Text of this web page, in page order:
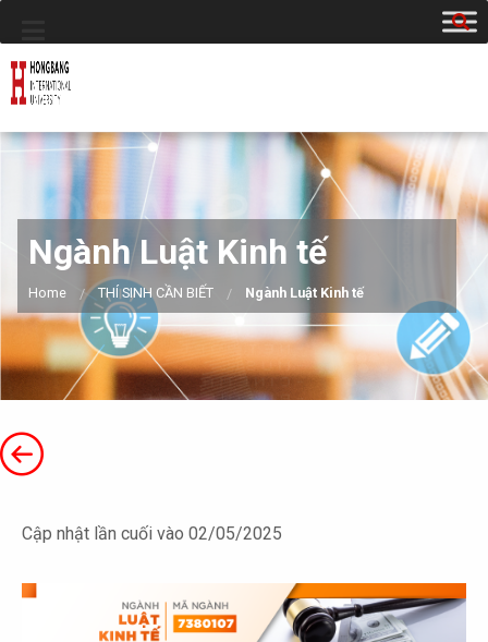
Ngành Luật Kinh tế
Home THÍ SINH CẦN BIẾT Ngành Luật Kinh tế
Cập nhật lần cuối vào 02/05/2025